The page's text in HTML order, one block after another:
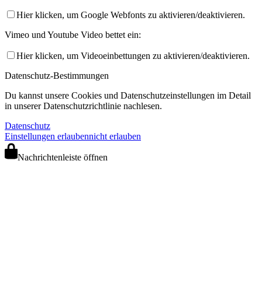
Hier klicken, um Google Webfonts zu aktivieren/deaktivieren.
Vimeo und Youtube Video bettet ein:
Hier klicken, um Videoeinbettungen zu aktivieren/deaktivieren.
Datenschutz-Bestimmungen
Du kannst unsere Cookies und Datenschutzeinstellungen im Detail
in unserer Datenschutzrichtlinie nachlesen.
Datenschutz
Einstellungen erlaubennicht erlauben
Nachrichtenleiste öffnen